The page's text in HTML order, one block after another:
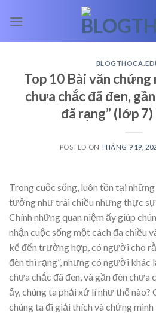
Top 10 Bài văn chứng
chưa chắc đã đen,
đã rạng” (lớp
POSTED ONTHÁNG 9 19,
Trong cuộc sống, luôn tồn tại những
tưởng như trái chiều nhưng thực sự
Chính những quan niệm ấy giúp
nhận cuộc sống một cách đa chiều
kể đến trường hợp, có người cho
đèn thì rạng”, nhưng có người khác
chưa chắc đã đen, và gần đèn chưa
ấy, chúng ta phải xử lí như thế nào?
chúng ta đi giải thích và chứng